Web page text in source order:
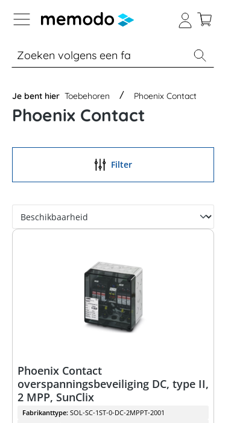
naar navigatie B2B-platform
% Sale Batterijopslag thuis
Je bent hier Toebehoren Phoenix Contact
Phoenix Contact
Filter
Phoenix Contact
overspanningsbeveiliging DC, type II,
2 MPP, SunClix
Fabrikanttype: SOL-SC-1ST-0-DC-2MPPT-2001